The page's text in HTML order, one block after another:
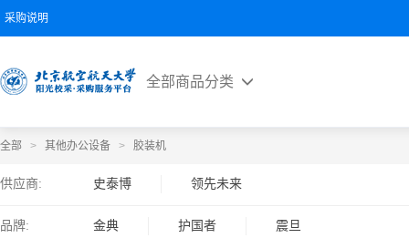
采购说明
全部商品分类
全部 > 其他办公设备 > 胶装机
供应商: 史泰博 领先未来
品牌: 金典 护国者 震旦